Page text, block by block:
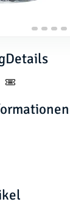
Details